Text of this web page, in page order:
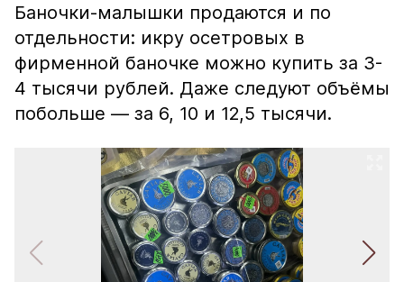
Баночки-малышки продаются и по
отдельности: икру осетровых в
фирменной баночке можно купить за 3-
4 тысячи рублей. Даже следуют объёмы
побольше — за 6, 10 и 12,5 тысячи.